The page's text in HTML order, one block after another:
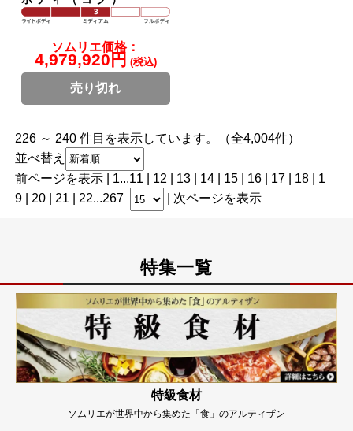
ソムリエ価格：
4,979,920円 (税込)
売り切れ
226 ～ 240 件目を表示しています。（全4,004件）
並べ替え
前ページを表示| 1...11 12 13| 14| 15| 16 | 17| 18| 1
9| 20| 21| 22...267 次ページを表示
特集一覧
特級食材
ソムリエが世界中から集めた「食」のアルティザン